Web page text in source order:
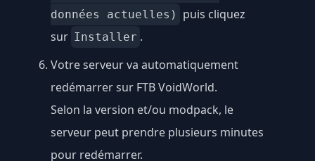
données actuelles)
puis cliquez
sur Installer .
Votre serveur va automatiquement
redémarrer sur FTB VoidWorld.
Selon la version et/ou modpack, le
serveur peut prendre plusieurs minutes
pour redémarrer.